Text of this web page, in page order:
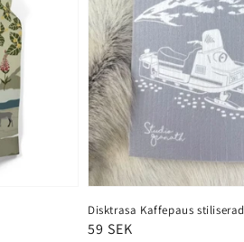
Disktrasa Kaffepaus stiliserad
Ordinarie
59 SEK